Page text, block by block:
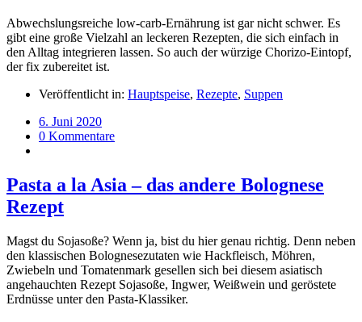
Abwechslungsreiche low-carb-Ernährung ist gar nicht schwer. Es
gibt eine große Vielzahl an leckeren Rezepten, die sich einfach in
den Alltag integrieren lassen. So auch der würzige Chorizo-Eintopf,
der fix zubereitet ist.
Veröffentlicht in: Hauptspeise, Rezepte, Suppen
6. Juni 2020
0 Kommentare
Pasta a la Asia – das andere Bolognese
Rezept
Magst du Sojasoße? Wenn ja, bist du hier genau richtig. Denn neben
den klassischen Bolognesezutaten wie Hackfleisch, Möhren,
Zwiebeln und Tomatenmark gesellen sich bei diesem asiatisch
angehauchten Rezept Sojasoße, Ingwer, Weißwein und geröstete
Erdnüsse unter den Pasta-Klassiker.